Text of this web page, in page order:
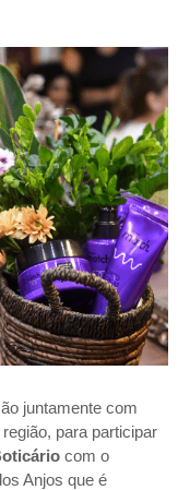
juntamente com
para participar
com o
Anjos que é